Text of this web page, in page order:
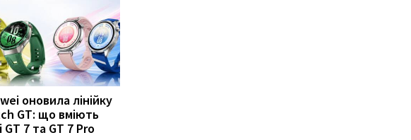
оновила лінійку
GT: що вміють
GT 7 та GT 7 Pro